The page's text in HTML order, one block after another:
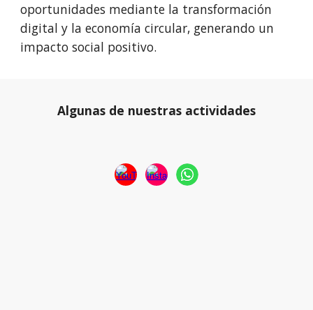
oportunidades mediante la transformación
digital y la economía circular, generando un
impacto social positivo.
Algunas de nuestras actividades